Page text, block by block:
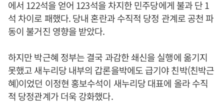
에서 122석을 얻어 123석을 차지한 민주당에게 불과 단 1
석 차이로 패했다. 당내 혼란과 수직적 당정 관계로 공천 파
동이 불거진 영향을 받았다.
하지만 박근혜 정부는 결국 과감한 쇄신을 실행에 옮기지
못했고 새누리당 내부의 갑론을박에도 급기야 친박(친박근
혜)이었던 이정현 홍보수석이 새누리당 대표에 올라 수직
적 당정관계가 더욱 강화했다.